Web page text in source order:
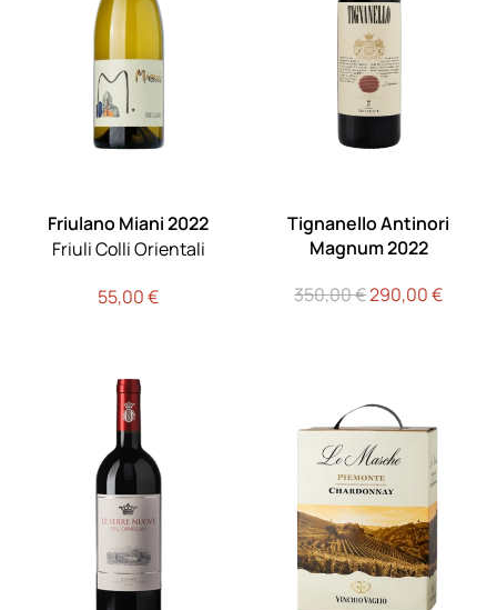
Friulano Miani 2022
Friuli Colli Orientali
55,00€
Tignanello Antinori
Magnum 2022
350,00€Il
290,00€Il